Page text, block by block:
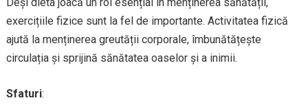
exercițiile fizice sunt la fel de importante. Activitatea fizică
ajută la menținerea greutății corporale, îmbunătățește
circulația și sprijină sănătatea oaselor și a inimii.
Sfaturi: